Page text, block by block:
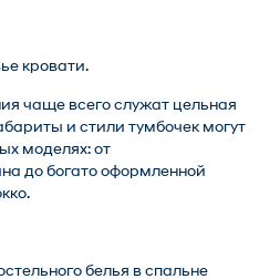
кровати.
чаще всего служат цельная
и стили тумбочек могут
моделях: от
до богато оформленной
белья в спальне